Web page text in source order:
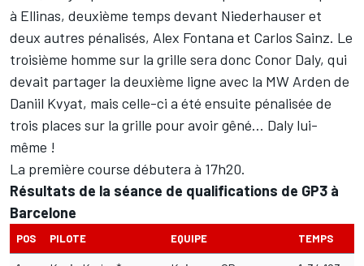
à Ellinas, deuxième temps devant Niederhauser et
deux autres pénalisés, Alex Fontana et Carlos Sainz. Le
troisième homme sur la grille sera donc Conor Daly, qui
devait partager la deuxième ligne avec la MW Arden de
Daniil Kvyat, mais celle-ci a été ensuite pénalisée de
trois places sur la grille pour avoir gêné... Daly lui-
même !
La première course débutera à 17h20.
Résultats de la séance de qualifications de GP3 à
Barcelone
POS PILOTE EQUIPE TEMPS